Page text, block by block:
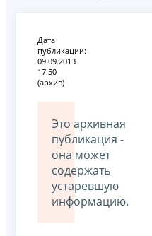
Дата
публикации:
09.09.2013
17:50
(архив)
Это архивная
публикация -
она может
содержать
устаревшую
информацию.